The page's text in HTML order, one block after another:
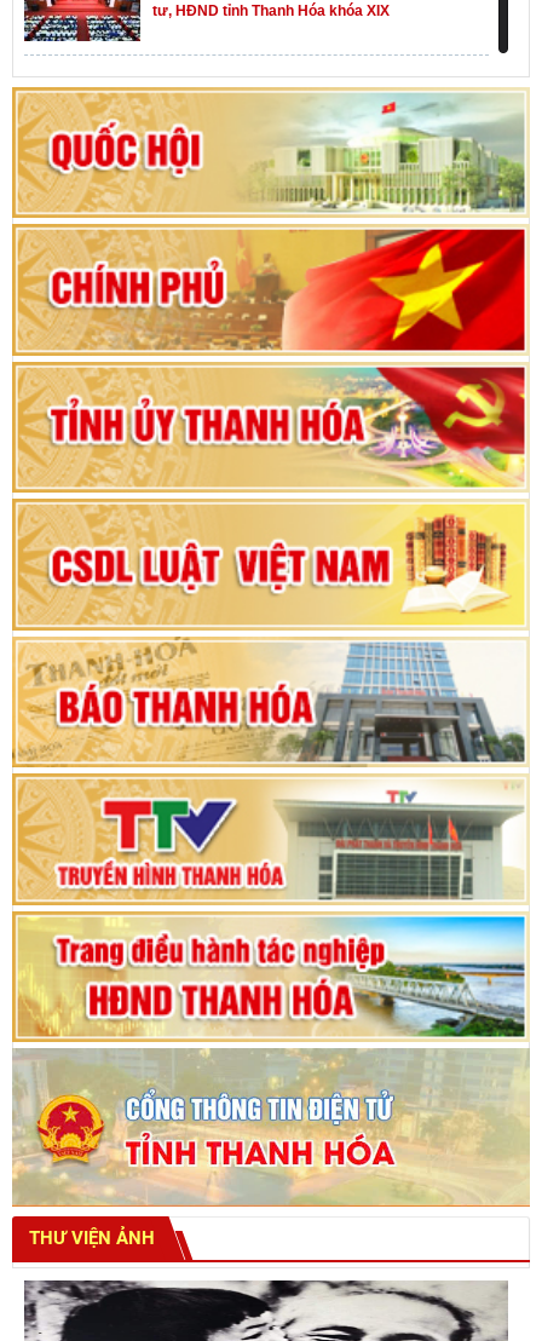
tư, HĐND tỉnh Thanh Hóa khóa XIX
Khai mạc kỳ họp thứ Nhất, Quốc hội khóa XVI
Hướng dẫn quy trình bỏ phiếu bầu cử ĐBQH
khoá XVI và đại biểu HĐND các cấp nhiệm kỳ
2026-2031
80 năm Quốc hội Việt Nam: vì lợi ích Nhân dân,
vì sự phát triển của đất nước
Bộ Chính trị duyệt nội dung Đại hội đại biểu
Đảng bộ tỉnh Thanh Hóa lần thứ XX, nhiệm kỳ
2025 - 2030
Đại hội đại biểu Đảng bộ xã Yên Thọ lần thứ I,
nhiệm kỳ 2025 – 2030
Đại hội Đảng bộ xã Yên Ninh lần thứ nhất,
nhiệm kỳ 2025 - 2030
Khai mạc Kỳ họp bất thường lần thứ 9, Quốc
hội khóa XV
Phiên thảo luận Kỳ họp thứ 24, HĐND tỉnh
Thanh Hóa khóa XVIII, nhiệm kỳ 2021 - 2026
Bế mạc Kỳ họp thứ hai bốn, Hội đồng nhân dân
tỉnh khoá XVIII
THƯ VIỆN ẢNH